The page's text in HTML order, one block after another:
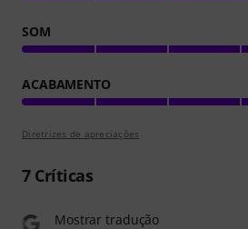
SOM
ACABAMENTO
Diretrizes de apreciações
7Críticas
Mostrar tradução